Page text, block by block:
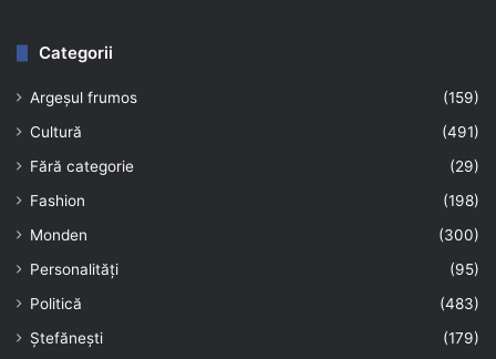
Categorii
Argeșul frumos
(159)
Cultură
(491)
Fără categorie
(29)
Fashion
(198)
Monden
(300)
Personalități
(95)
Politică
(483)
Ștefănești
(179)